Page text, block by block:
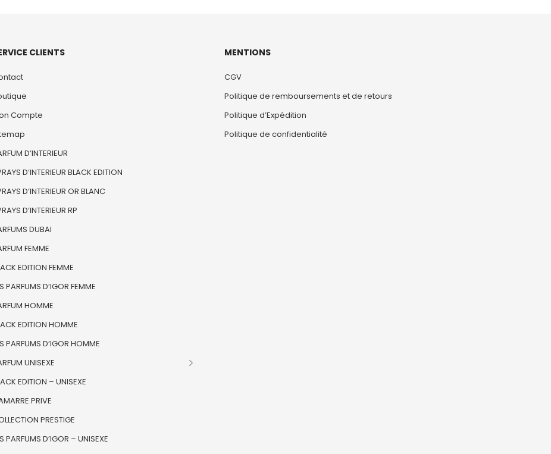
CLIENTS
Compte
D’INTERIEUR
D’INTERIEUR BLACK EDITION
D’INTERIEUR OR BLANC
D’INTERIEUR RP
DUBAI
FEMME
EDITION FEMME
PARFUMS D’IGOR FEMME
HOMME
EDITION HOMME
PARFUMS D’IGOR HOMME
UNISEXE
EDITION – UNISEXE
PRIVE
PRESTIGE
PARFUMS D’IGOR – UNISEXE
MENTIONS
CGV
Politique de remboursements et de retours
Politique d’Expédition
Politique de confidentialité